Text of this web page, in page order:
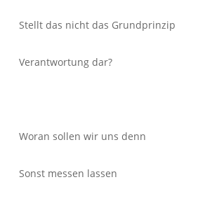
Stellt das nicht das Grundprinzip
Verantwortung dar?
Woran sollen wir uns denn
Sonst messen lassen